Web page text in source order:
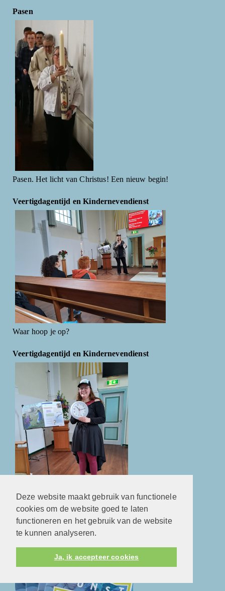
Deze website maakt gebruik van functionele
cookies om de website goed te laten
functioneren en het gebruik van de website
te kunnen analyseren.
Ja, ik accepteer cookies
Pasen
Pasen. Het licht van Christus! Een nieuw begin!
Veertigdagentijd en Kindernevendienst
Waar hoop je op?
Veertigdagentijd en Kindernevendienst
Verander je mee?